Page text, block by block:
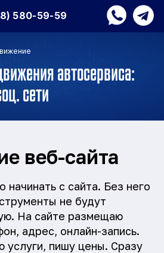
580-59-59
автосервиса:
сети
веб-сайта
начинать с сайта. Без него
не будут
На сайте размещаю
адрес, онлайн-запись.
услуги, пишу цены. Сразу